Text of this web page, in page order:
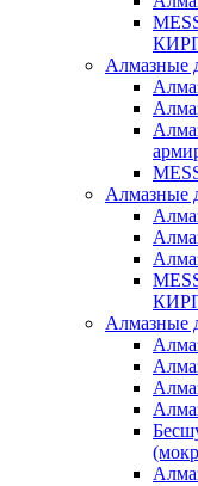
Алмазные
Алмазные
Алмазные